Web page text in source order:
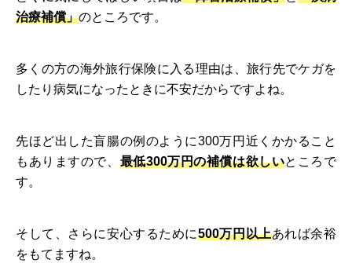
治療補償」のところです。
多くの方の海外旅行保険に入る理由は、旅行先でケガを
したり病気になったときに不安だからですよね。
先ほど出した盲腸の例のように300万円近くかかること
もありますので、 最低300万円の補償は欲しいところで
す。
そして、さらに安心するために500万円以上あれば余裕
をもてますね。